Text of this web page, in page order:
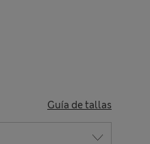
Guía de tallas